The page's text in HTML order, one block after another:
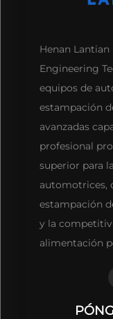
Henan
Engineering
equipos de
estampación
avanzadas
profesional
superior para
automotrices,
estampación
y la
alimentación